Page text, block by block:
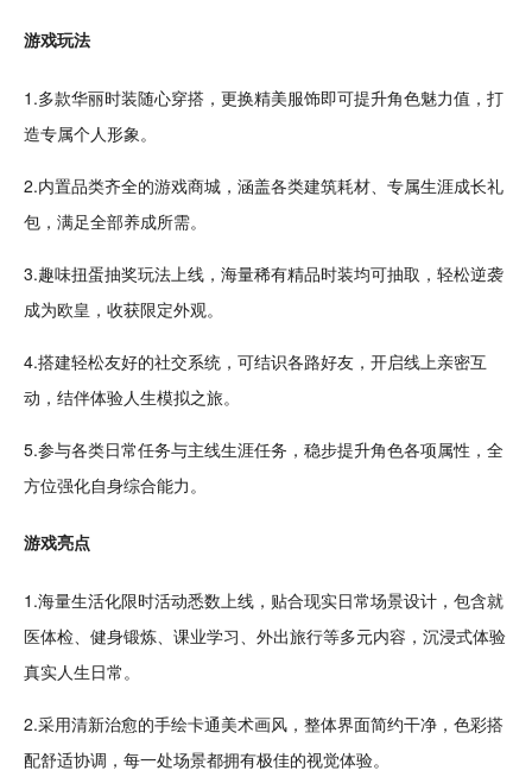
游戏玩法
1.多款华丽时装随心穿搭 ，更换精美服饰即可提升角色魅力值，打
造专属个人形象。
2.内置品类齐全的游戏商城，涵盖各类建筑耗材、专属生涯成长礼
包，满足全部养成所需。
3.趣味扭蛋抽奖玩法 上线 ，海量稀有精品时装均可抽取， 轻松逆袭
成为欧皇，收获限定外观。
4.搭建轻松友好的社交系统，可结识各路好友，开启线上亲密互
动 ，结伴体验人生模拟之旅。
5.参与各类日常任务与主线生涯任务，稳步提升角色各项属性 ，全
方位强化自身综合能力。
游戏亮点
1.海量生活化限时活动悉数上线，贴合现实日常场景设计 ，包含就
医体检 健身锻炼、课业学习 、外出旅行等多元内容， 沉浸式体验
真实人生日常。
2.采用清新治愈的手绘卡通美术画风，整体界面简约干净，色彩搭
配舒适协调，每一处场景都拥有极佳的视觉体验。